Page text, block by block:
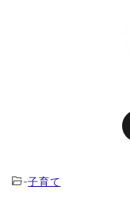
-子育て